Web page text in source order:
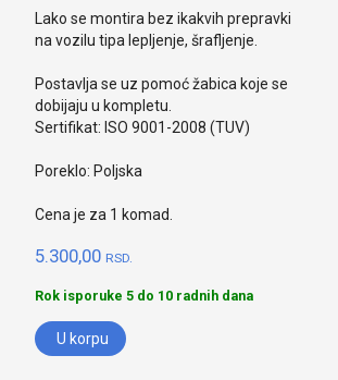
Lako se montira bez ikakvih prepravki
na vozilu tipa lepljenje, šrafljenje.
Postavlja se uz pomoć žabica koje se
dobijaju u kompletu.
Sertifikat: ISO 9001-2008 (TUV)
Poreklo: Poljska
Cena je za 1 komad.
5.300,00 RSD.
Rok isporuke 5 do 10 radnih dana
U korpu